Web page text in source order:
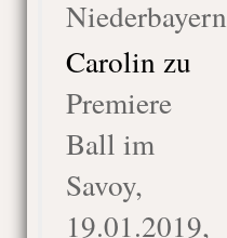
Niederbayern
Carolin zu
Premiere
Ball im
Savoy,
19.01.2019,